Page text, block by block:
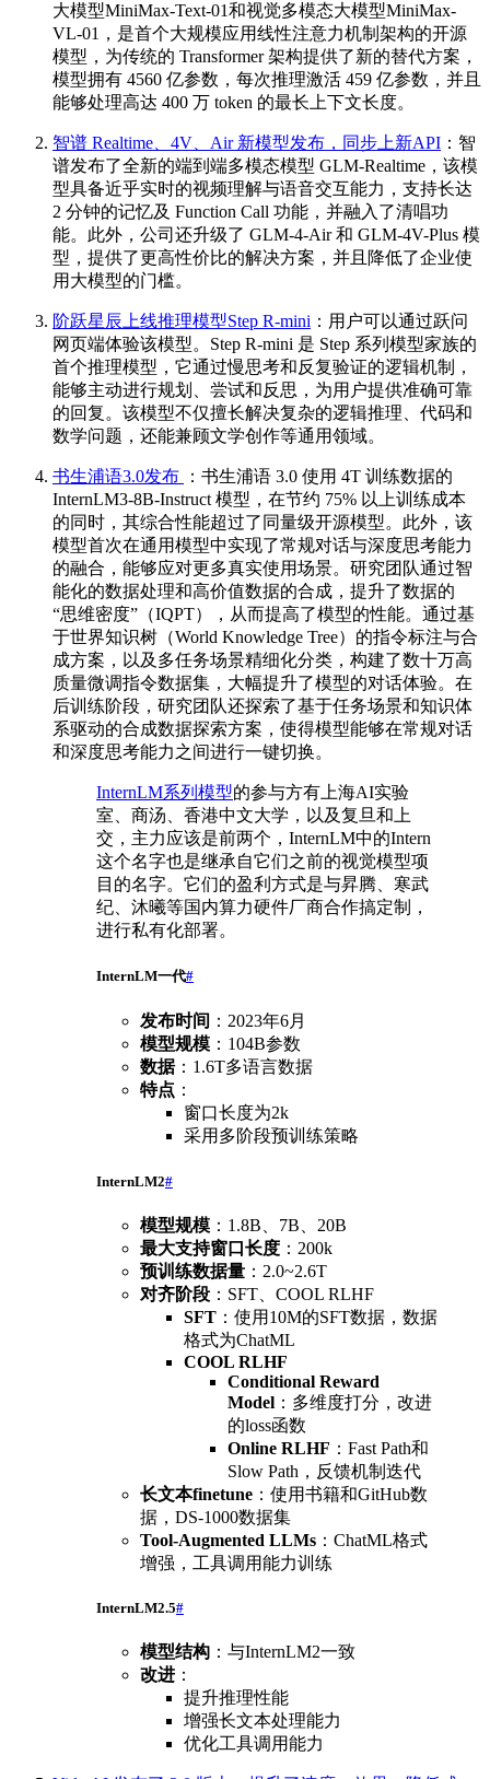
大模型MiniMax-Text-01和视觉多模态大模型MiniMax-
VL-01，是首个大规模应用线性注意力机制架构的开源
模型，为传统的 Transformer 架构提供了新的替代方案，
模型拥有 4560 亿参数，每次推理激活 459 亿参数，并且
能够处理高达 400 万 token 的最长上下文长度。
智谱 Realtime、4V、Air 新模型发布，同步上新API ：智
谱发布了全新的端到端多模态模型 GLM-Realtime，该模
型具备近乎实时的视频理解与语音交互能力，支持长达
2 分钟的记忆及 Function Call 功能，并融入了清唱功
能。此外，公司还升级了 GLM-4-Air 和 GLM-4V-Plus 模
型，提供了更高性价比的解决方案，并且降低了企业使
用大模型的门槛。
阶跃星辰上线推理模型Step R-mini ：用户可以通过跃问
网页端体验该模型。Step R-mini 是 Step 系列模型家族的
首个推理模型，它通过慢思考和反复验证的逻辑机制，
能够主动进行规划、尝试和反思，为用户提供准确可靠
的回复。该模型不仅擅长解决复杂的逻辑推理、代码和
数学问题，还能兼顾文学创作等通用领域。
书生浦语3.0发布
：书生浦语 3.0 使用 4T 训练数据的
InternLM3-8B-Instruct 模型，在节约 75% 以上训练成本
的同时，其综合性能超过了同量级开源模型。此外，该
模型首次在通用模型中实现了常规对话与深度思考能力
的融合，能够应对更多真实使用场景。研究团队通过智
能化的数据处理和高价值数据的合成，提升了数据的
“思维密度”（IQPT），从而提高了模型的性能。通过基
于世界知识树（World Knowledge Tree）的指令标注与合
成方案，以及多任务场景精细化分类，构建了数十万高
质量微调指令数据集，大幅提升了模型的对话体验。在
后训练阶段，研究团队还探索了基于任务场景和知识体
系驱动的合成数据探索方案，使得模型能够在常规对话
和深度思考能力之间进行一键切换。
InternLM系列模型的参与方有上海AI实验
室、商汤、香港中文大学，以及复旦和上
交，主力应该是前两个，InternLM中的Intern
这个名字也是继承自它们之前的视觉模型项
目的名字。它们的盈利方式是与昇腾、寒武
纪、沐曦等国内算力硬件厂商合作搞定制，
进行私有化部署。
InternLM一代#
发布时间
：2023年6月
模型规模 ：104B参数
数据：1.6T多语言数据
特点 ：
窗口长度为2k
采用多阶段预训练策略
InternLM2#
模型规模 ：1.8B、7B、20B
最大支持窗口长度 ：200k
预训练数据量 ：2.0~2.6T
对齐阶段 ：SFT、COOL RLHF
SFT ：使用10M的SFT数据，数据
格式为ChatML
COOL RLHF
Conditional Reward
Model ：多维度打分，改进
的loss函数
Online RLHF ：Fast Path和
Slow Path，反馈机制迭代
长文本finetune ：使用书籍和GitHub数
据，DS-1000数据集
Tool-Augmented LLMs ：ChatML格式
增强，工具调用能力训练
InternLM2.5#
模型结构 ：与InternLM2一致
改进 ：
提升推理性能
增强长文本处理能力
优化工具调用能力